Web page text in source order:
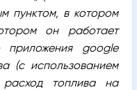
пунктом, в котором
он работает
google
(с использованием
топлива на